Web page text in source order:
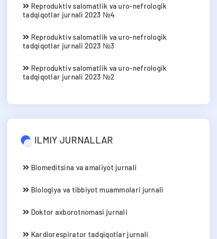
Reproduktiv salomatlik va uro-nefrologik
tadqiqotlar jurnali 2023 №4
Reproduktiv salomatlik va uro-nefrologik
tadqiqotlar jurnali 2023 №3
Reproduktiv salomatlik va uro-nefrologik
tadqiqotlar jurnali 2023 №2
ILMIY JURNALLAR
Biomeditsina va amaliyot jurnali
Biologiya va tibbiyot muammolari jurnali
Doktor axborotnomasi jurnali
Kardiorespirator tadqiqotlar jurnali